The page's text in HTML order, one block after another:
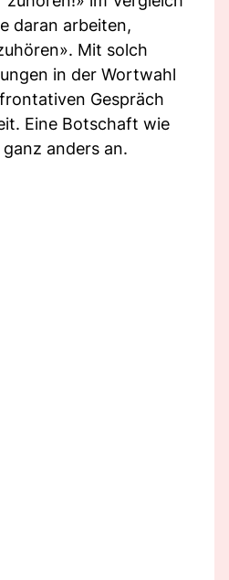
daran arbeiten,
Mit solch
in der Wortwahl
Gespräch
Eine Botschaft wie
anders an.